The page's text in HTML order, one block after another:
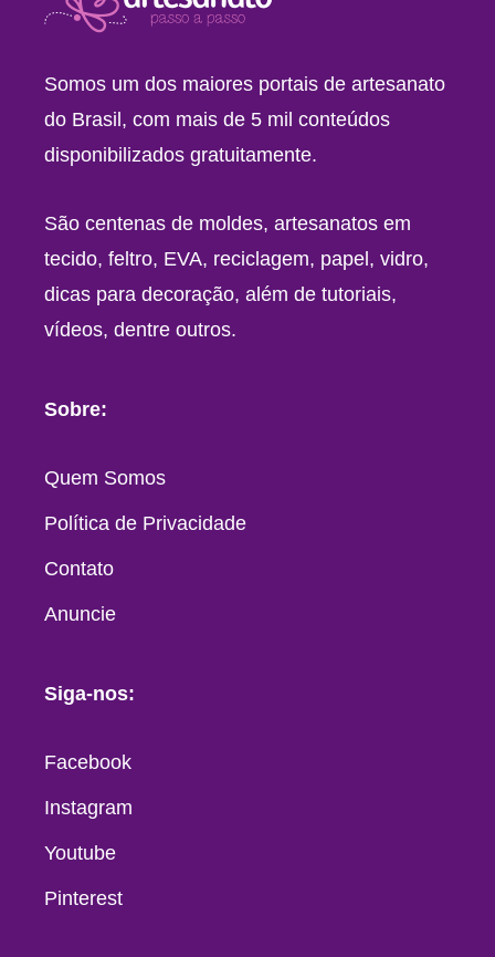
Somos um dos maiores portais de artesanato
do Brasil, com mais de 5 mil conteúdos
disponibilizados gratuitamente.
São centenas de moldes, artesanatos em
tecido, feltro, EVA, reciclagem, papel, vidro,
dicas para decoração, além de tutoriais,
vídeos, dentre outros.
Sobre:
Quem Somos
Política de Privacidade
Contato
Anuncie
Siga-nos:
Facebook
Instagram
Youtube
Pinterest